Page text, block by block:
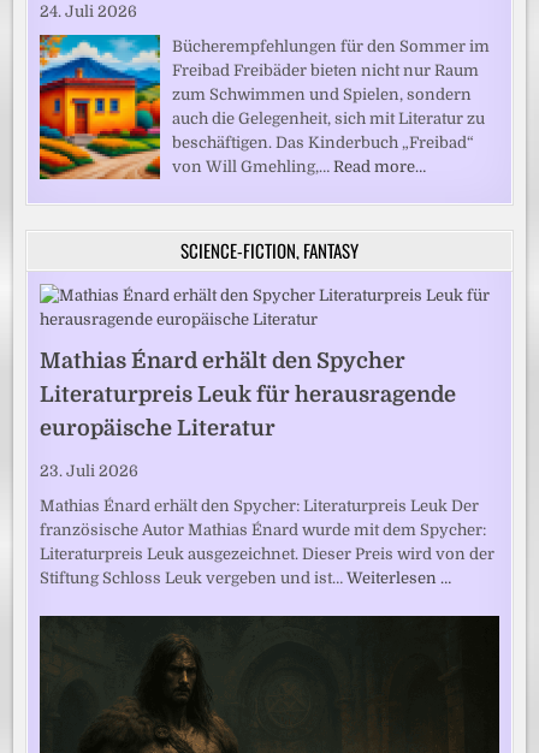
24. Juli 2026
Bücherempfehlungen für den Sommer im
Freibad Freibäder bieten nicht nur Raum
zum Schwimmen und Spielen, sondern
auch die Gelegenheit, sich mit Literatur zu
beschäftigen. Das Kinderbuch „Freibad“
von Will Gmehling,…Read more…
SCIENCE-FICTION, FANTASY
Mathias Énard erhält den Spycher
Literaturpreis Leuk für herausragende
europäische Literatur
23. Juli 2026
Mathias Énard erhält den Spycher: Literaturpreis Leuk Der
französische Autor Mathias Énard wurde mit dem Spycher:
Literaturpreis Leuk ausgezeichnet. Dieser Preis wird von der
Stiftung Schloss Leuk vergeben und ist…Weiterlesen …